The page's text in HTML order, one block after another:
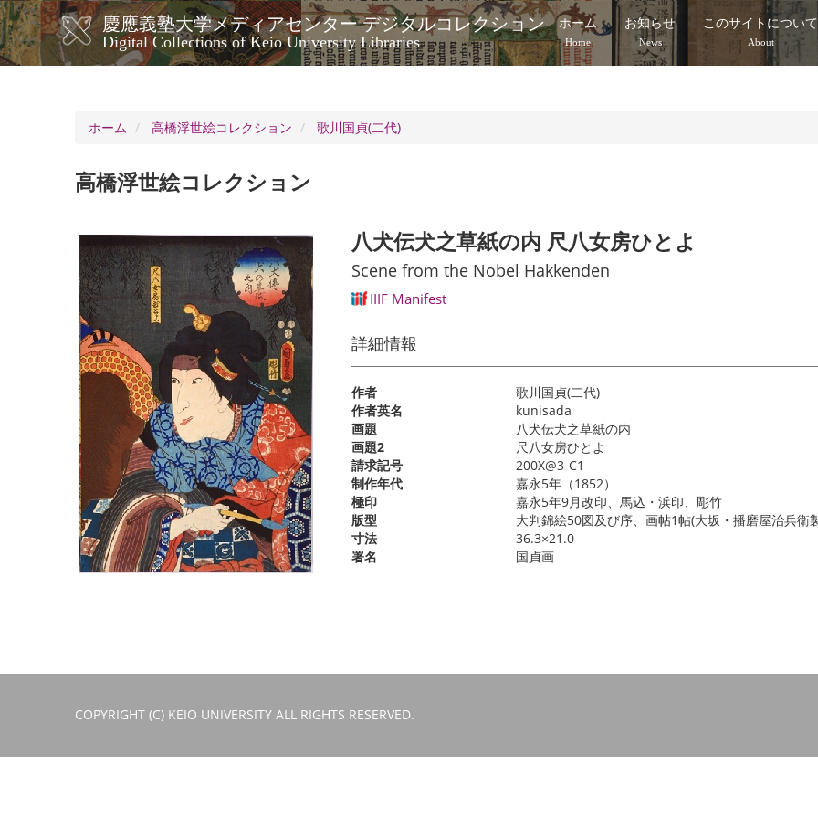
メ
イ
ン
コ
慶應義塾大学メディアセンター デジタルコレクション
Digital Collections of Keio University Libraries
メ
イ
ビ
ー
シ
ン
ホーム
Home
お知らせ
News
このサイトについて
About
ホーム 高橋浮世絵コレクション 歌川国貞(二代)
高橋浮世絵コレクション
八犬伝犬之草紙の内 尺八女房ひとよ
Scene from the Nobel Hakkenden
IIIF Manifest
詳細情報
作者
歌川国貞(二代)
作者英名
kunisada
画題
八犬伝犬之草紙の内
画題2
尺八女房ひとよ
請求記号
200X@3-C1
制作年代
嘉永5年（1852）
極印
嘉永5年9月改印、馬込・浜印、彫竹
版型
大判錦絵50図及び序、画帖1帖(大坂・播磨屋治兵衛
寸法
36.3×21.0
署名
国貞画
COPYRIGHT (C) KEIO UNIVERSITY ALL RIGHTS RESERVED.